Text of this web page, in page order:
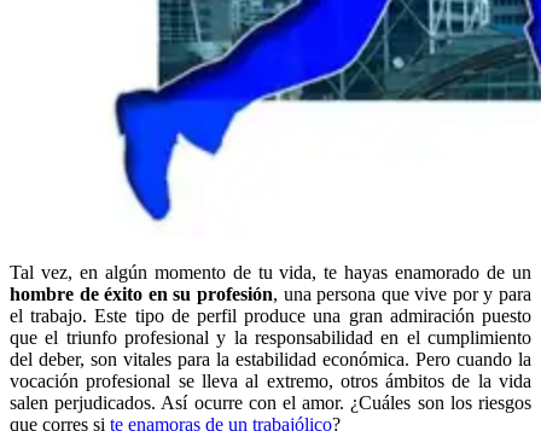
Tal vez, en algún momento de tu vida, te hayas enamorado de un
hombre de éxito en su profesión, una persona que vive por y para
el trabajo. Este tipo de perfil produce una gran admiración puesto
que el triunfo profesional y la responsabilidad en el cumplimiento
del deber, son vitales para la estabilidad económica. Pero cuando la
vocación profesional se lleva al extremo, otros ámbitos de la vida
salen perjudicados. Así ocurre con el amor. ¿Cuáles son los riesgos
que corres si te enamoras de un trabajólico?